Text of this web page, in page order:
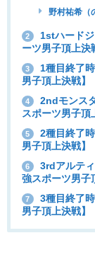
野村祐希（
2
1stハード
ーツ男子頂上決
3
1種目終了
男子頂上決戦】
4
2ndモンス
スポーツ男子頂
5
2種目終了
男子頂上決戦】
6
3rdアルテ
強スポーツ男子
7
3種目終了
男子頂上決戦】